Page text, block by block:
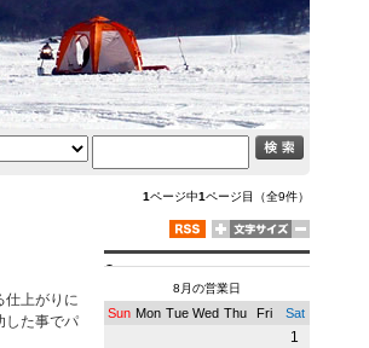
1ページ中1ページ目（全9件）
仕上がりに
した事でパ
8月の営業日
Sun Mon Tue Wed Thu Fri Sat
1